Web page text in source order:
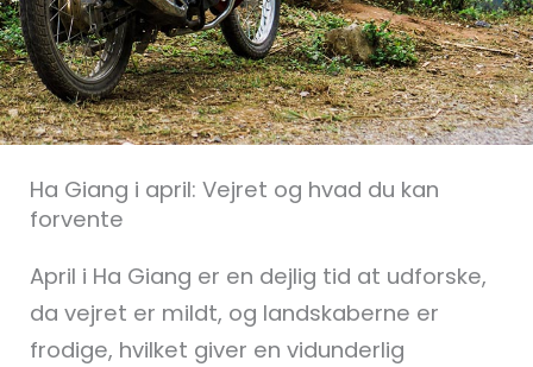
Ha Giang i april: Vejret og hvad du kan
forvente
April i Ha Giang er en dejlig tid at udforske,
da vejret er mildt, og landskaberne er
frodige, hvilket giver en vidunderlig